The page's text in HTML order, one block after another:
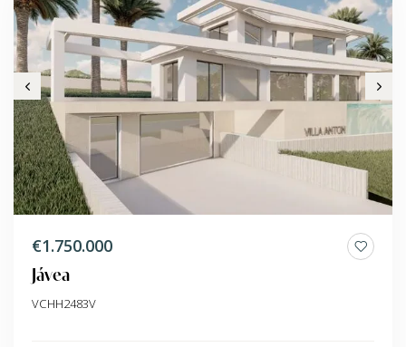
€1.750.000
Jávea
VCHH2483V